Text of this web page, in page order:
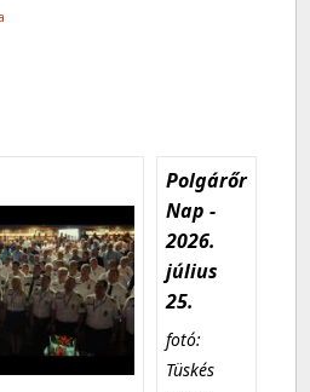
Polgárőr
Nap -
2026.
július
25.
fotó:
Tüskés